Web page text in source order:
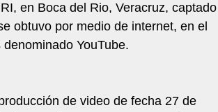
en Boca del Rio, Veracruz, captado
obtuvo por medio de internet, en el
YouTube.
de video de fecha 27 de